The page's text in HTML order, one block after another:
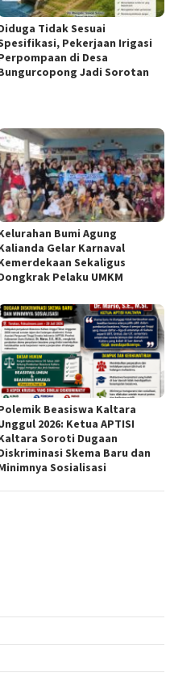
Tidak Sesuai
Pekerjaan Irigasi
di Desa
Jadi Sorotan
Bumi Agung
Gelar Karnaval
Sekaligus
Pelaku UMKM
Beasiswa Kaltara
2026: Ketua APTISI
Soroti Dugaan
Skema Baru dan
Sosialisasi